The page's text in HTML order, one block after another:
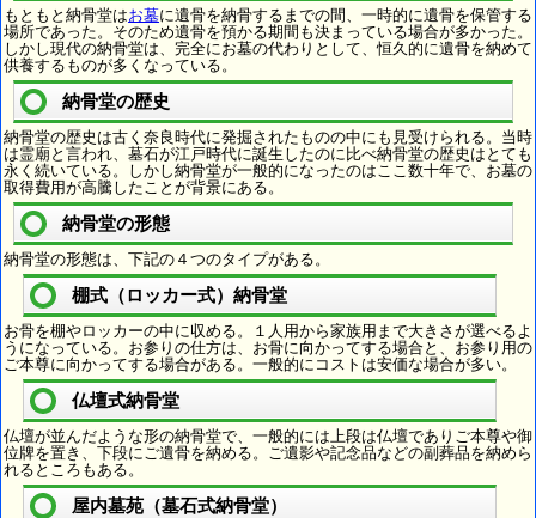
もともと納骨堂はお墓に遺骨を納骨するまでの間、一時的に遺骨を保管する
場所であった。そのため遺骨を預かる期間も決まっている場合が多かった。
しかし現代の納骨堂は、完全にお墓の代わりとして、恒久的に遺骨を納めて
供養するものが多くなっている。
納骨堂の歴史
納骨堂の歴史は古く奈良時代に発掘されたものの中にも見受けられる。当時
は霊廟と言われ、墓石が江戸時代に誕生したのに比べ納骨堂の歴史はとても
永く続いている。しかし納骨堂が一般的になったのはここ数十年で、お墓の
取得費用が高騰したことが背景にある。
納骨堂の形態
納骨堂の形態は、下記の４つのタイプがある。
棚式（ロッカー式）納骨堂
お骨を棚やロッカーの中に収める。１人用から家族用まで大きさが選べるよ
うになっている。お参りの仕方は、お骨に向かってする場合と、お参り用の
ご本尊に向かってする場合がある。一般的にコストは安価な場合が多い。
仏壇式納骨堂
仏壇が並んだような形の納骨堂で、一般的には上段は仏壇でありご本尊や御
位牌を置き、下段にご遺骨を納める。ご遺影や記念品などの副葬品を納めら
れるところもある。
屋内墓苑（墓石式納骨堂）